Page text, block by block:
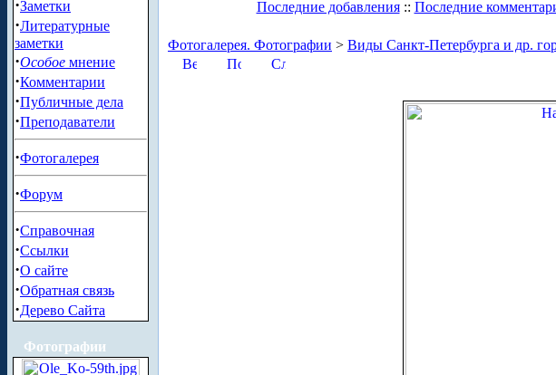
·Заметки
·Литературные
заметки
·Особое мнение
·Комментарии
·Публичные дела
·Преподаватели
·Фотогалерея
·Форум
·Справочная
·Ссылки
·О сайте
·Обратная связь
·Дерево Сайта
Фотографии
Последние добавления:: Последние
Фотогалерея. Фотографии > Виды Санкт-Петербурга и др.